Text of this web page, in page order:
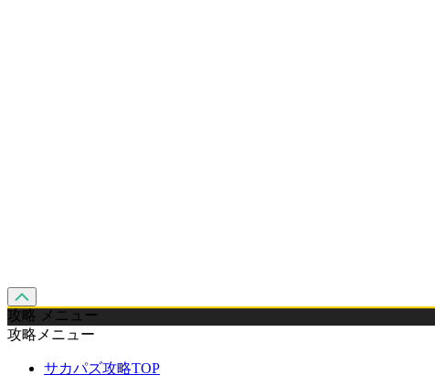
攻略 メニュー
攻略メニュー
サカパズ攻略TOP